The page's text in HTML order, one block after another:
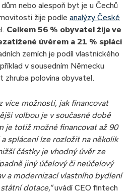
nebo alespoň byt je u Čechů
žije podle analýzy České
Celkem 56 % obyvatel žije ve
úvěrem a 21 % splácí
zemích je podíl vlastnického
v sousedním Německu
zhruba polovina obyvatel.
více možností, jak financovat
volbou je v současné době
je totiž možné financovat až 90
splácení lze rozložit na několik
částky je vhodný úvěr ze
jiný účelový či neúčelový
a modernizací vlastního bydlení
dotace,“uvádí CEO fintech